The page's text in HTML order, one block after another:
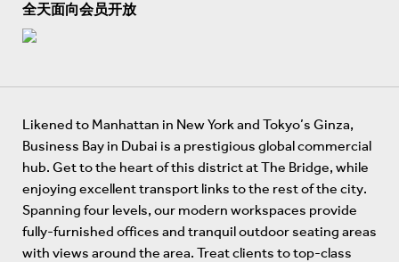
全天面向会员开放
Likened to Manhattan in New York and Tokyo’s Ginza,
Business Bay in Dubai is a prestigious global commercial
hub. Get to the heart of this district at The Bridge, while
enjoying excellent transport links to the rest of the city.
Spanning four levels, our modern workspaces provide
fully-furnished offices and tranquil outdoor seating areas
with views around the area. Treat clients to top-class